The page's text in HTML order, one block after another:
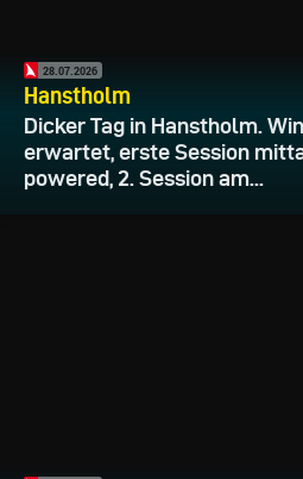
28.07.2026
Hanstholm
Dicker Tag in Hanstholm.
erwartet, erste Session
powered, 2. Session am...